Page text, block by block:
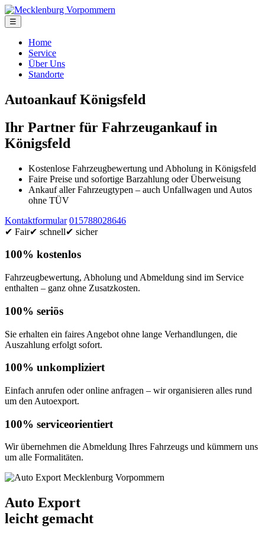
☰
Home
Service
Über Uns
Standorte
Autoankauf Königsfeld
Ihr Partner für Fahrzeugankauf in
Königsfeld
Kostenlose Fahrzeugbewertung und Abholung in Königsfeld
Faire Preise und sofortige Barzahlung oder Überweisung
Ankauf aller Fahrzeugtypen – auch Unfallwagen und Autos
ohne TÜV
Kontaktformular 015788028646
✔ Fair✔ schnell✔ sicher
100% kostenlos
Fahrzeugbewertung, Abholung und Abmeldung sind im Service
enthalten – ganz ohne Zusatzkosten.
100% seriös
Sie erhalten ein faires Angebot ohne lange Verhandlungen, die
Auszahlung erfolgt sofort.
100% unkompliziert
Einfach anrufen oder online anfragen – wir organisieren alles rund
um den Autoexport.
100% serviceorientiert
Wir übernehmen die Abmeldung Ihres Fahrzeugs und kümmern uns
um alle Formalitäten.
Auto Export
leicht gemacht